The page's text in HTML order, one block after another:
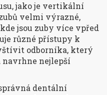
jako je vertikální
velmi výrazné,
jsou zuby více vpřed
různé přístupy k
odborníka, který
navrhne nejlepší
dentální